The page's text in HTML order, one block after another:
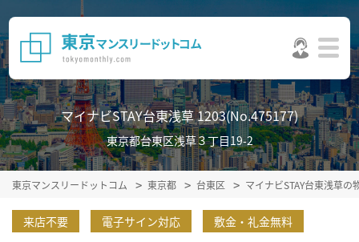
マイナビSTAY台東浅草 1203(No.475177)
東京都台東区浅草３丁目19-2
東京マンスリードットコム 東京都 台東区 マイナビSTAY台東浅草の
来店不要 電子サイン対応 敷金・礼金無料